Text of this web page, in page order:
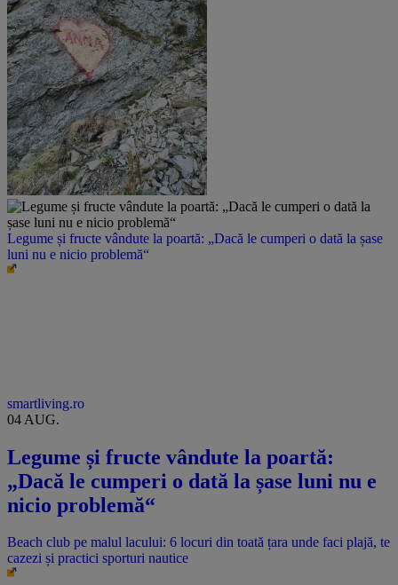
Legume și fructe vândute la poartă: „Dacă le cumperi o dată la șase
luni nu e nicio problemă“
smartliving.ro
04 AUG.
Legume și fructe vândute la poartă:
„Dacă le cumperi o dată la șase luni nu e
nicio problemă“
Beach club pe malul lacului: 6 locuri din toată țara unde faci plajă, te
cazezi și practici sporturi nautice